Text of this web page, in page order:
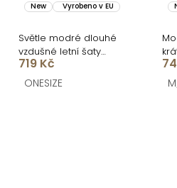
New Vyrobeno v EU
Světle modré dlouhé
vzdušné letní šaty
MEGATRO
719 Kč
ONESIZE